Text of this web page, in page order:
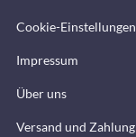
Cookie-Einstellungen
Impressum
Über uns
Versand und Zahlung